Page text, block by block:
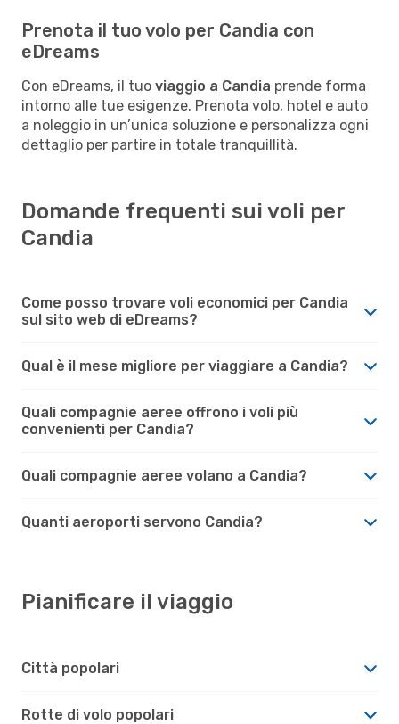
Prenota il tuo volo per Candia con
eDreams
Con eDreams, il tuo viaggio a Candia prende forma
intorno alle tue esigenze. Prenota volo, hotel e auto
a noleggio in un’unica soluzione e personalizza ogni
dettaglio per partire in totale tranquillità.
Domande frequenti sui voli per
Candia
Come posso trovare voli economici per Candia
sul sito web di eDreams?
Qual è il mese migliore per viaggiare a Candia?
Quali compagnie aeree offrono i voli più
convenienti per Candia?
Quali compagnie aeree volano a Candia?
Quanti aeroporti servono Candia?
Pianificare il viaggio
Città popolari
Rotte di volo popolari